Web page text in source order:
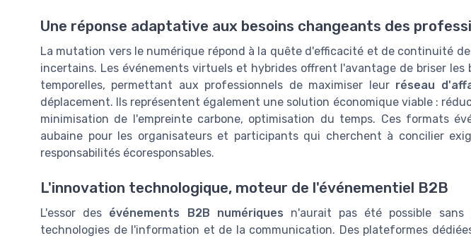
Une réponse adaptative aux besoins changeants des
La mutation vers le numérique répond à la quête d'efficacité et de continuité
incertains. Les événements virtuels et hybrides offrent l'avantage de briser les
temporelles, permettant aux professionnels de maximiser leur réseau
déplacement. Ils représentent également une solution économique viable :
minimisation de l'empreinte carbone, optimisation du temps. Ces formats
aubaine pour les organisateurs et participants qui cherchent à concilier
responsabilités écoresponsables.
L'innovation technologique, moteur de l'événementiel B2B
L'essor des événements B2B numériques n'aurait pas été possible
technologies de l'information et de la communication. Des plateformes